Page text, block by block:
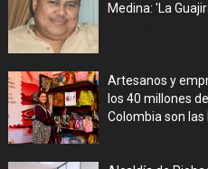
Medina: 'La
Artesanos y
los 40 millones
Colombia son las